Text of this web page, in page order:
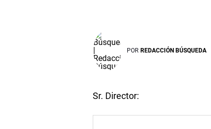
POR REDACCIÓN BÚSQUEDA
Sr. Director: